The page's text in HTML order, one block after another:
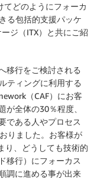
てどのようにフォーカ
る包括的支援パッケ
ジ（ITX）と共にご紹
移行をご検討される
ティングに利用する
（CAF）にお客
全体の30％程度、
である人やプロセス
りました。お客様が
り、どうしても技術的
移行）にフォーカス
調に進める事が出来